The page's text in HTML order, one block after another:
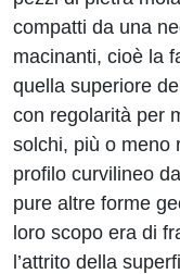
compatti da una
macinanti, cioè la
quella superiore
con regolarità per
solchi, più o meno
profilo curvilineo
pure altre forme
loro scopo era di
l’attrito della